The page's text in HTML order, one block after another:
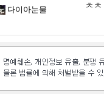
다이아눈물 ㅊㅊ